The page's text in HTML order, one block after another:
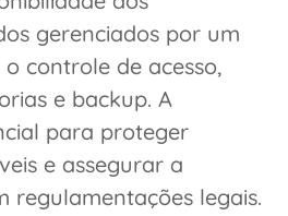
gerenciados por um
o controle de acesso,
e backup. A
para proteger
e assegurar a
regulamentações legais.